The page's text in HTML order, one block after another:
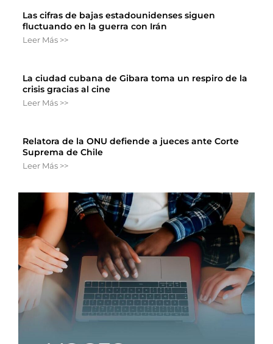
Las cifras de bajas estadounidenses siguen
fluctuando en la guerra con Irán
Leer Más >>
La ciudad cubana de Gibara toma un respiro de la
crisis gracias al cine
Leer Más >>
Relatora de la ONU defiende a jueces ante Corte
Suprema de Chile
Leer Más >>